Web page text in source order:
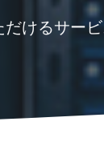
けるサー